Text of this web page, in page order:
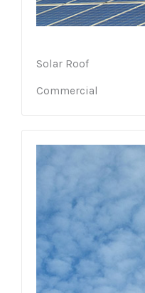
Solar Roof
Commercial